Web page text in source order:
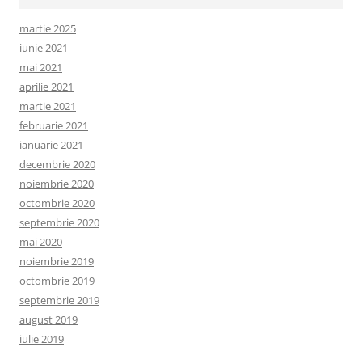
martie 2025
iunie 2021
mai 2021
aprilie 2021
martie 2021
februarie 2021
ianuarie 2021
decembrie 2020
noiembrie 2020
octombrie 2020
septembrie 2020
mai 2020
noiembrie 2019
octombrie 2019
septembrie 2019
august 2019
iulie 2019